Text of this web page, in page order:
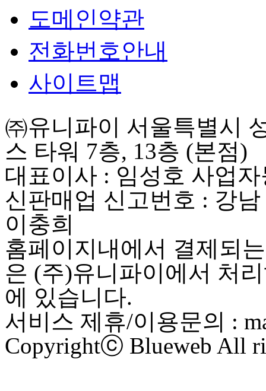
도메인약관
전화번호안내
사이트맵
㈜유니파이 서울특별시
스 타워 7층, 13층 (본점)
대표이사 : 임성호 사업
신판매업 신고번호 : 강
이충희
홈페이지내에서 결제되
은 (주)유니파이에서 처
에 있습니다.
서비스 제휴/이용문의 :
Copyrightⓒ Blueweb All